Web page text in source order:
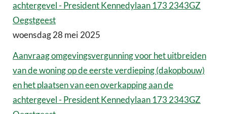
achtergevel - President Kennedylaan 173 2343GZ
Oegstgeest
woensdag 28 mei 2025
Aanvraag omgevingsvergunning voor het uitbreiden
van de woning op de eerste verdieping (dakopbouw)
en het plaatsen van een overkapping aan de
achtergevel - President Kennedylaan 173 2343GZ